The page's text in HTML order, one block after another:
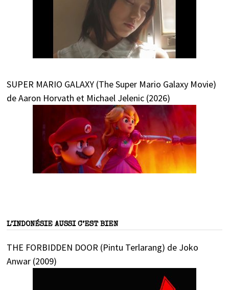
SUPER MARIO GALAXY (The Super Mario Galaxy Movie)
de Aaron Horvath et Michael Jelenic (2026)
L’INDONÉSIE AUSSI C’EST BIEN
THE FORBIDDEN DOOR (Pintu Terlarang) de Joko
Anwar (2009)